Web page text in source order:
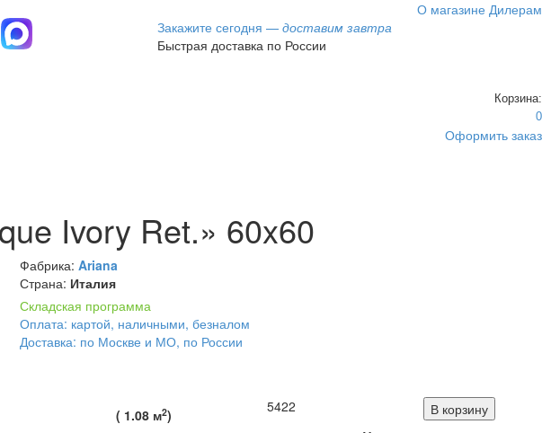
О магазине Дилерам
Закажите сегодня — доставим завтра
Быстрая доставка по России
Корзина:
0
Оформить заказ
Ivory Ret.» 60x60
Фабрика:Ariana
Страна: Италия
Складская программа
Оплата: картой, наличными, безналом
Доставка: по Москве и МО, по России
( 1.08м2)
5422